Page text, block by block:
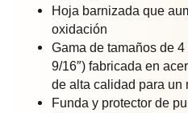
Hoja barnizada que
oxidación
Gama de tamaños de
9/16″) fabricada en
de alta calidad para un
Funda y protector de